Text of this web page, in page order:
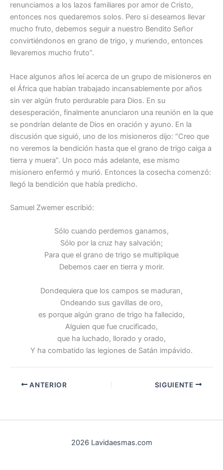
renunciamos a los lazos familiares por amor de Cristo,
entonces nos quedaremos solos. Pero si deseamos llevar
mucho fruto, debemos seguir a nuestro Bendito Señor
convirtiéndonos en grano de trigo, y muriendo, entonces
llevaremos mucho fruto”.
Hace algunos años leí acerca de un grupo de misioneros en
el África que habían trabajado incansablemente por años
sin ver algún fruto perdurable para Dios. En su
desesperación, finalmente anunciaron una reunión en la que
se pondrían delante de Dios en oración y ayuno. En la
discusión que siguió, uno de los misioneros dijo: “Creo que
no veremos la bendición hasta que el grano de trigo caiga a
tierra y muera”. Un poco más adelante, ese mismo
misionero enfermó y murió. Entonces la cosecha comenzó:
llegó la bendición que había predicho.
Samuel Zwemer escribió:
Sólo cuando perdemos ganamos,
Sólo por la cruz hay salvación;
Para que el grano de trigo se multiplique
Debemos caer en tierra y morir.
Dondequiera que los campos se maduran,
Ondeando sus gavillas de oro,
es porque algún grano de trigo ha fallecido,
Alguien que fue crucificado,
que ha luchado, llorado y orado,
Y ha combatido las legiones de Satán impávido.
ANTERIOR SIGUIENTE
2026 Lavidaesmas.com